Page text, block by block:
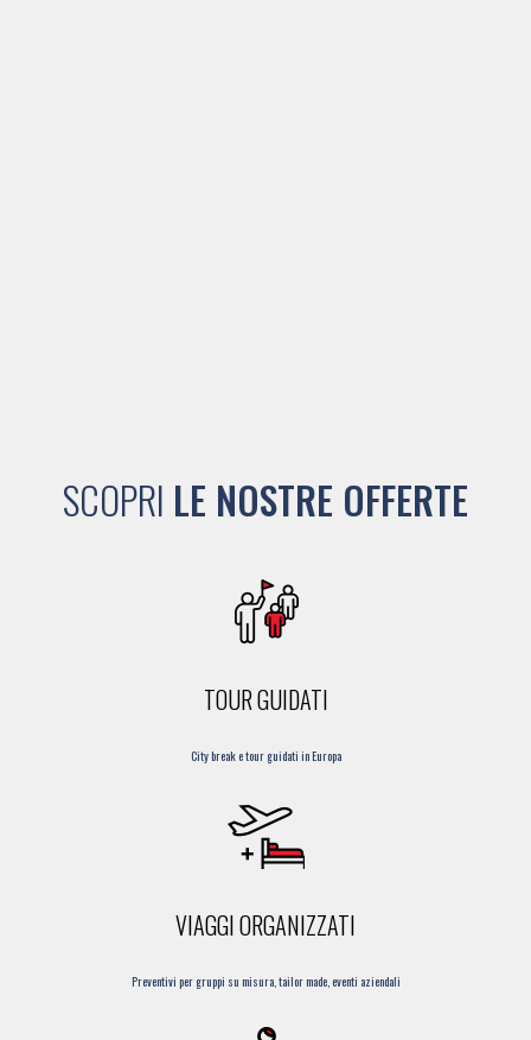
SCOPRI LE NOSTRE OFFERTE
TOUR GUIDATI
City break e tour guidati in Europa
VIAGGI ORGANIZZATI
Preventivi per gruppi su misura, tailor made, eventi aziendali